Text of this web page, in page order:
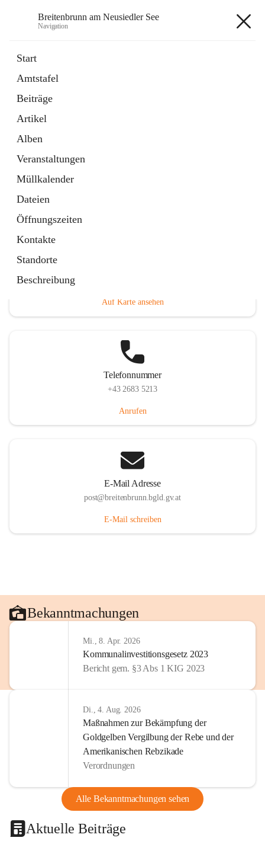
Breitenbrunn am Neusiedler See
Navigation
Start
Amtstafel
Beiträge
Artikel
Alben
Veranstaltungen
Müllkalender
Dateien
Öffnungszeiten
Kontakte
Standorte
Beschreibung
18 Schnellzugriffe
Gemeindeservice
Auf Karte ansehen
Telefonnummer
+43 2683 5213
Anrufen
E-Mail Adresse
post@breitenbrunn.bgld.gv.at
E-Mail schreiben
Bekanntmachungen
Mi., 8. Apr. 2026
Kommunalinvestitionsgesetz 2023
Bericht gem. §3 Abs 1 KIG 2023
Di., 4. Aug. 2026
Maßnahmen zur Bekämpfung der
Goldgelben Vergilbung der Rebe und der
Amerikanischen Rebzikade
Verordnungen
Alle Bekanntmachungen sehen
Aktuelle Beiträge